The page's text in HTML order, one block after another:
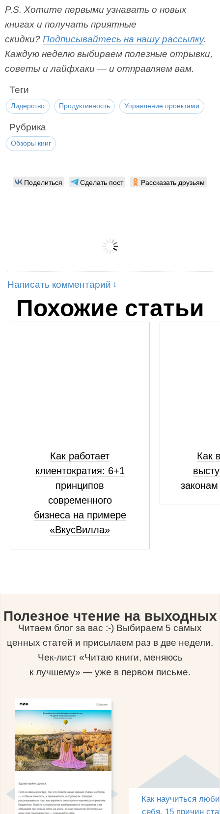
P.S. Хотите первыми узнавать о новых
книгах и получать приятные
скидки? Подписывайтесь на нашу рассылку.
Каждую неделю выбираем полезные отрывки,
советы и лайфхаки — и отправляем вам.
Теги
Лидерство Продуктивность Управление проектами
Рубрика
Обзоры книг
Поделиться Сделать пост Рассказать друзьям
Написать комментарий
Похожие статьи
Как работает
клиентократия: 6+1
принципов
современного
бизнеса на примере
«ВкусВилла»
Как
Полезное чтение на выходных
Читаем блог за вас :-) Выбираем 5 самых
ценных статей и присылаем раз в две недели.
Чек-лист «Читаю книги, меняюсь
к лучшему» — уже в первом письме.
Как научиться
себя, 15 причин